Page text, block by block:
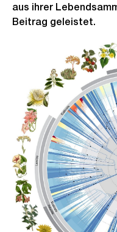
aus ihrer
Beitrag geleistet.